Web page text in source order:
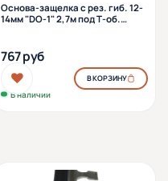
Основа-защелка с рез. гиб. 12-
14мм "DO-1" 2,7м под Т-об.
В наличии
767 руб
В КОРЗИНУ